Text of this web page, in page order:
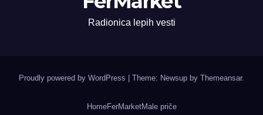
Radionica lepih vesti
Proudly powered by WordPress Theme: Newsup by Themeansar.
HomeFerMarketMale priče